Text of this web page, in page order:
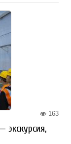
163
экскурсия,